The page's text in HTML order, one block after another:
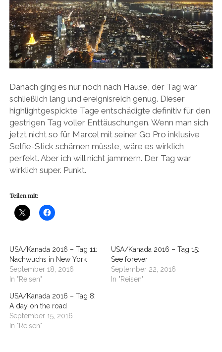
Danach ging es nur noch nach Hause, der Tag war
schließlich lang und ereignisreich genug. Dieser
highlightgespickte Tage entschädigte definitiv für den
gestrigen Tag voller Enttäuschungen. Wenn man sich
jetzt nicht so für Marcel mit seiner Go Pro inklusive
Selfie-Stick schämen müsste, wäre es wirklich
perfekt. Aber ich will nicht jammern. Der Tag war
wirklich super. Punkt.
Teilen mit:
USA/Kanada 2016 – Tag 11:
Nachwuchs in New York
September 18, 2016
In "Reisen"
USA/Kanada 2016 – Tag 15:
See forever
September 22, 2016
In "Reisen"
USA/Kanada 2016 – Tag 8:
A day on the road
September 15, 2016
In "Reisen"